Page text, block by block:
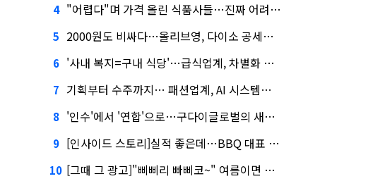
4 "어렵다"며 가격 올린 식품사들…진짜 어려운 거 맞아?
5 2000원도 비싸다…올리브영, 다이소 공세에 '가성비'로 맞불
6 '사내 복지=구내 식당'…급식업계, 차별화 경쟁 본격화
7 기획부터 수주까지… 패션업계, AI 시스템화 박차
8 '인수'에서 '연합'으로…구다이글로벌의 새로운 투자법
9 [인사이드 스토리]실적 좋은데…BBQ 대표 '파리목숨'된 이유
10 [그때 그 광고]"삐삐리 빠삐코~" 여름이면 생각나는 그 노래